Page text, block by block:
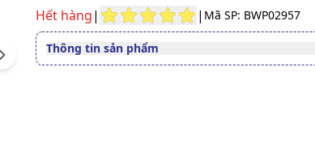
Next
Hết hàng| | Mã SP: BWP02957
Thông tin sản phẩm